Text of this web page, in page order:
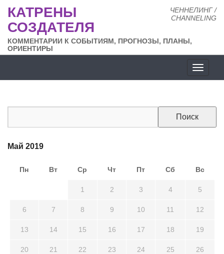
ЧЕННЕЛИНГ /
CHANNELING
КАТРЕНЫ
СОЗДАТЕЛЯ
КОММЕНТАРИИ К СОБЫТИЯМ, ПРОГНОЗЫ, ПЛАНЫ,
ОРИЕНТИРЫ
сайта
Май 2019
Пн Вт Ср Чт Пт Сб Вс
1 2 3 4 5
6 7 8 9 10 11 12
13 14 15 16 17 18 19
20 21 22 23 24 25 26